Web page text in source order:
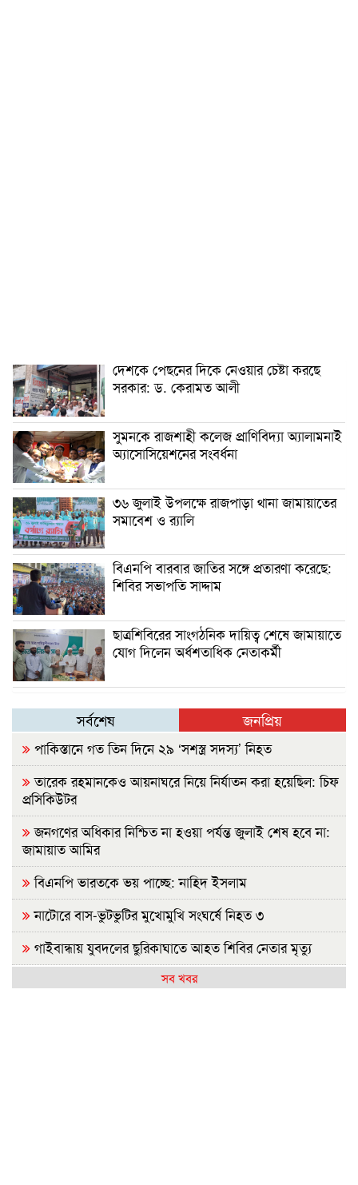
দেশকে পেছনের দিকে নেওয়ার চেষ্টা করছে
সরকার: ড. কেরামত আলী
সুমনকে রাজশাহী কলেজ প্রাণিবিদ্যা অ্যালামনাই
অ্যাসোসিয়েশনের সংবর্ধনা
৩৬ জুলাই উপলক্ষে রাজপাড়া থানা জামায়াতের
সমাবেশ ও র‍্যালি
বিএনপি বারবার জাতির সঙ্গে প্রতারণা করেছে:
শিবির সভাপতি সাদ্দাম
ছাত্রশিবিরের সাংগঠনিক দায়িত্ব শেষে জামায়াতে
যোগ দিলেন অর্ধশতাধিক নেতাকর্মী
সর্বশেষ জনপ্রিয়
পাকিস্তানে গত তিন দিনে ২৯ ‘সশস্ত্র সদস্য’ নিহত
তারেক রহমানকেও আয়নাঘরে নিয়ে নির্যাতন করা হয়েছিল: চিফ
প্রসিকিউটর
জনগণের অধিকার নিশ্চিত না হওয়া পর্যন্ত জুলাই শেষ হবে না:
জামায়াত আমির
বিএনপি ভারতকে ভয় পাচ্ছে: নাহিদ ইসলাম
নাটোরে বাস-ভুটভুটির মুখোমুখি সংঘর্ষে নিহত ৩
গাইবান্ধায় যুবদলের ছুরিকাঘাতে আহত শিবির নেতার মৃত্যু
নাশকতার পরিকল্পনা করছেন পলাতক হাসিনা
সব খবর